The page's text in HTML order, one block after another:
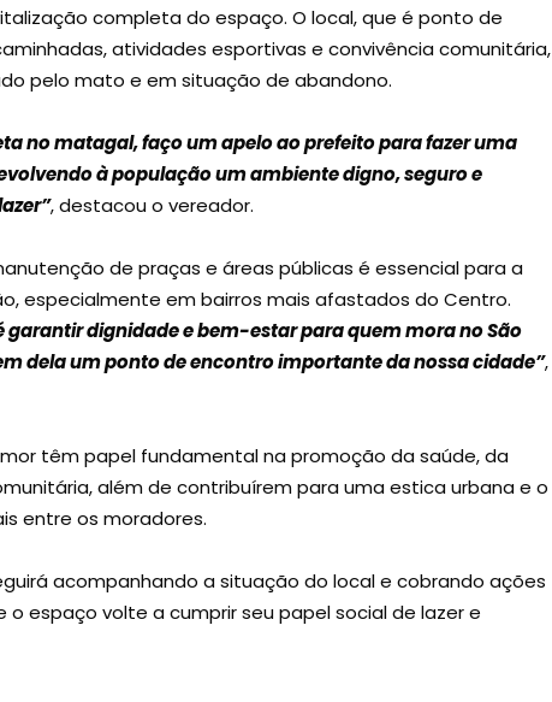
completa do espaço. O local, que é ponto de
atividades esportivas e convivência comunitária,
pelo mato e em situação de abandono.
no matagal, faço um apelo ao prefeito para fazer uma
à população um ambiente digno, seguro e
, destacou o vereador.
de praças e áreas públicas é essencial para a
especialmente em bairros mais afastados do Centro.
garantir dignidade e bem-estar para quem mora no São
dela um ponto de encontro importante da nossa cidade”,
têm papel fundamental na promoção da saúde, da
além de contribuírem para uma estica urbana e o
entre os moradores.
acompanhando a situação do local e cobrando ações
espaço volte a cumprir seu papel social de lazer e